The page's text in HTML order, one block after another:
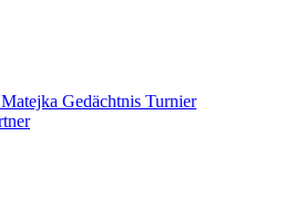
Gedächtnis Turnier